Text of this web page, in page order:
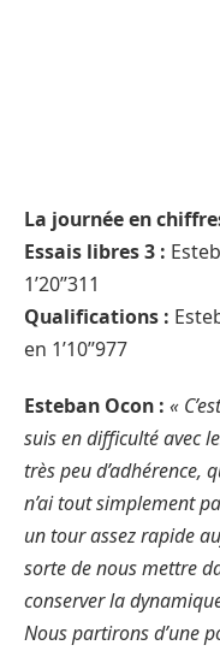
La journée en
Essais libres 3 :
1’20’’311
Qualifications :
en 1’10’’977
Esteban Ocon : «
suis en difficulté avec
très peu d’adhérence,
n’ai tout simplement
un tour assez rapide
sorte de nous mettre
conserver la
Nous partirons d’une